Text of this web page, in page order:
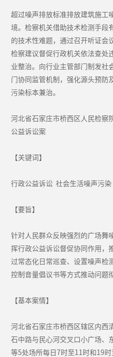
超过噪声排放标准排放建筑施工
境。检察机关借助技术检测手段
的技术性难题，通过召开听证会
检察建议督促行政机关依法查处
业整治。向行业主管部门制发社
门协同监管机制，强化源头预防
污染标本兼治。
河北省石家庄市桥西区人民检察
公益诉讼案
【关键词】
行政公益诉讼 社会生活噪声污
【要旨】
针对人民群众反映强烈的广场舞
挥行政公益诉讼督促协同作用，
过常态化日常巡查、设置噪声检
控制音量倡议书等方式推动问题
【基本案情】
河北省石家庄市桥西区辖区内西
石中路与民心河交叉口小广场、
等5处场所每日7时至11时和19